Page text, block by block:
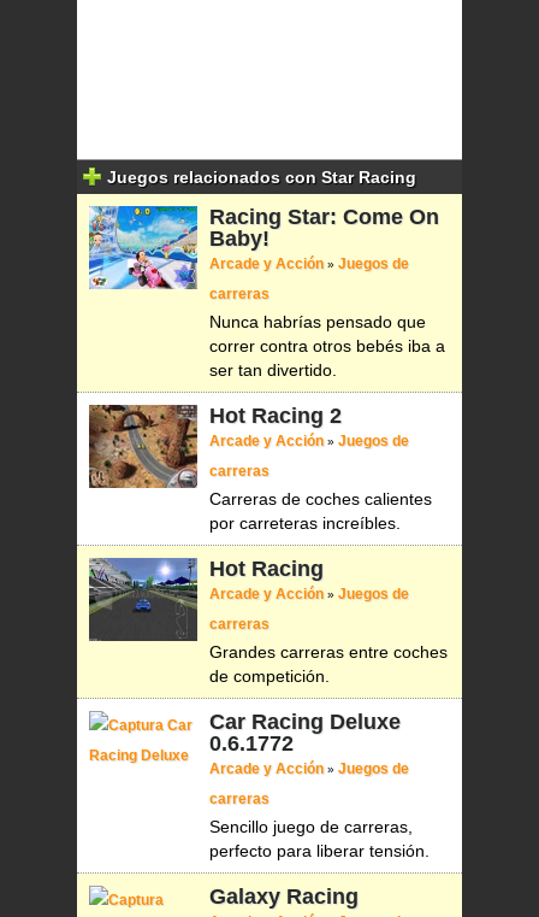
Juegos relacionados con Star Racing
Racing Star: Come On
Baby!
Arcade y Acción » Juegos de
carreras
Nunca habrías pensado que
correr contra otros bebés iba a
ser tan divertido.
Hot Racing 2
Arcade y Acción » Juegos de
carreras
Carreras de coches calientes
por carreteras increíbles.
Hot Racing
Arcade y Acción » Juegos de
carreras
Grandes carreras entre coches
de competición.
Car Racing Deluxe
0.6.1772
Arcade y Acción » Juegos de
carreras
Sencillo juego de carreras,
perfecto para liberar tensión.
Galaxy Racing